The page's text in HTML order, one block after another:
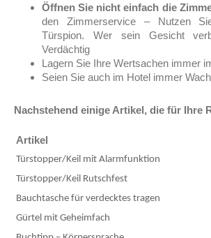
Öffnen Sie nicht einfach die
den Zimmerservice – Nutzen
Türspion. Wer sein Gesicht
Verdächtig
Lagern Sie Ihre Wertsachen immer
Seien Sie auch im Hotel immer
Nachstehend einige Artikel, die für Ihre
Artikel
Türstopper/Keil mit Alarmfunktion
Türstopper/Keil Rutschfest
Bauchtasche für verdecktes tragen
Gürtel mit Geheimfach